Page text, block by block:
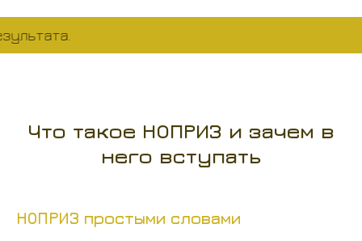
Что такое НОПРИЗ и зачем в
него вступать
НОПРИЗ простыми словами